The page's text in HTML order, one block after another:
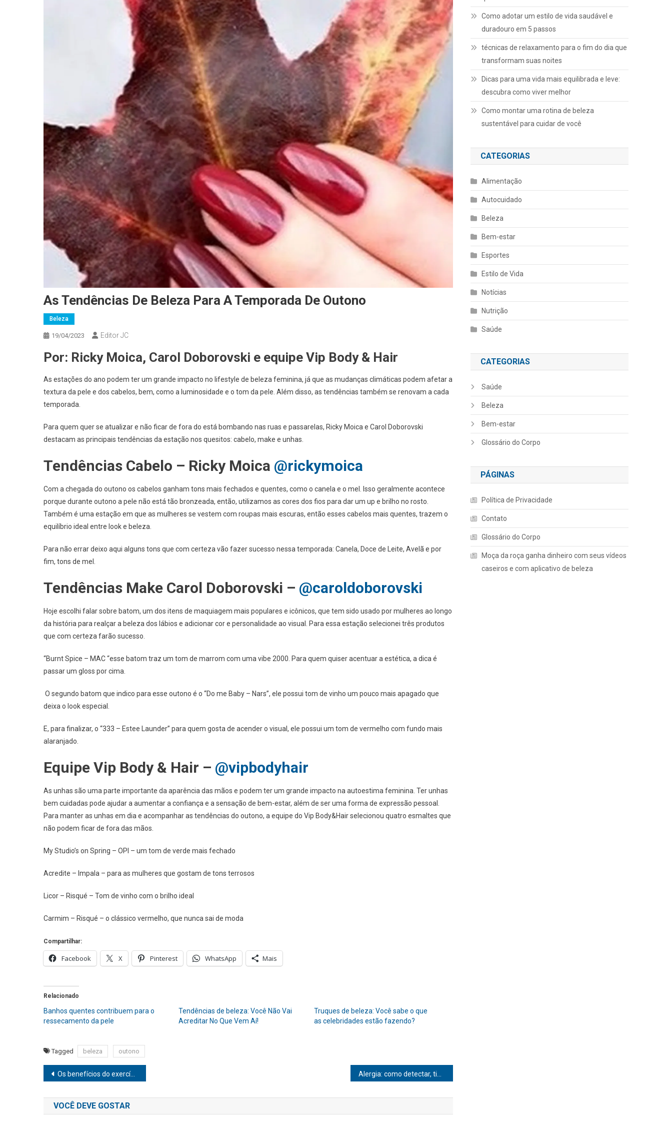
As Tendências De Beleza Para A Temporada De Outono
Beleza
19/04/2023 Editor JC
Por: Ricky Moica, Carol Doborovski e equipe Vip Body & Hair
As estações do ano podem ter um grande impacto no lifestyle de beleza feminina, já que as mudanças climáticas podem afetar a
textura da pele e dos cabelos, bem, como a luminosidade e o tom da pele. Além disso, as tendências também se renovam a cada
temporada.
Para quem quer se atualizar e não ficar de fora do está bombando nas ruas e passarelas, Ricky Moica e Carol Doborovski
destacam as principais tendências da estação nos quesitos: cabelo, make e unhas.
Tendências Cabelo – Ricky Moica @rickymoica
Com a chegada do outono os cabelos ganham tons mais fechados e quentes, como o canela e o mel. Isso geralmente acontece
porque durante outono a pele não está tão bronzeada, então, utilizamos as cores dos fios para dar um up e brilho no rosto.
Também é uma estação em que as mulheres se vestem com roupas mais escuras, então esses cabelos mais quentes, trazem o
equilíbrio ideal entre look e beleza.
Para não errar deixo aqui alguns tons que com certeza vão fazer sucesso nessa temporada: Canela, Doce de Leite, Avelã e por
fim, tons de mel.
Tendências Make Carol Doborovski – @caroldoborovski
Hoje escolhi falar sobre batom, um dos itens de maquiagem mais populares e icônicos, que tem sido usado por mulheres ao longo
da história para realçar a beleza dos lábios e adicionar cor e personalidade ao visual. Para essa estação selecionei três produtos
que com certeza farão sucesso.
“Burnt Spice – MAC “esse batom traz um tom de marrom com uma vibe 2000. Para quem quiser acentuar a estética, a dica é
passar um gloss por cima.
O segundo batom que indico para esse outono é o “Do me Baby – Nars”, ele possui tom de vinho um pouco mais apagado que
deixa o look especial.
E, para finalizar, o “333 – Estee Launder” para quem gosta de acender o visual, ele possui um tom de vermelho com fundo mais
alaranjado.
Equipe Vip Body & Hair – @vipbodyhair
As unhas são uma parte importante da aparência das mãos e podem ter um grande impacto na autoestima feminina. Ter unhas
bem cuidadas pode ajudar a aumentar a confiança e a sensação de bem-estar, além de ser uma forma de expressão pessoal.
Para manter as unhas em dia e acompanhar as tendências do outono, a equipe do Vip Body&Hair selecionou quatro esmaltes que
não podem ficar de fora das mãos.
My Studio’s on Spring – OPI – um tom de verde mais fechado
Acredite – Impala – para as mulheres que gostam de tons terrosos
Licor – Risqué – Tom de vinho com o brilho ideal
Carmim – Risqué – o clássico vermelho, que nunca sai de moda
Compartilhar:
Facebook X Pinterest WhatsApp Mais
Relacionado
Banhos quentes contribuem para o
ressecamento da pele
Tendências de beleza: Você Não Vai
Acreditar No Que Vem Aí!
Truques de beleza: Você sabe o que
as celebridades estão fazendo?
Tagged beleza outono
Navegação
de
Post
Os benefícios do exercício físico para a saúde do sistema imunológico
VOCÊ DEVE GOSTAR
Como adotar um estilo de vida saudável e
duradouro em 5 passos
técnicas de relaxamento para o fim do dia que
transformam suas noites
Dicas para uma vida mais equilibrada e leve:
descubra como viver melhor
Como montar uma rotina de beleza
sustentável para cuidar de você
CATEGORIAS
Alimentação
Autocuidado
Beleza
Bem-estar
Esportes
Estilo de Vida
Notícias
Nutrição
Saúde
CATEGORIAS
Saúde
Beleza
Bem-estar
Glossário do Corpo
PÁGINAS
Política de Privacidade
Contato
Glossário do Corpo
Moça da roça ganha dinheiro com seus vídeos
caseiros e com aplicativo de beleza